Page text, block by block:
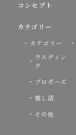
コンセプト
カテゴリー
カテゴリー
ウエディン
グ
プロポーズ
推し活
その他